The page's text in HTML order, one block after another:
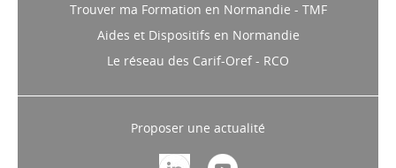
Trouver ma Formation en Normandie - TMF
Aides et Dispositifs en Normandie
Le réseau des Carif-Oref - RCO
Proposer une actualité